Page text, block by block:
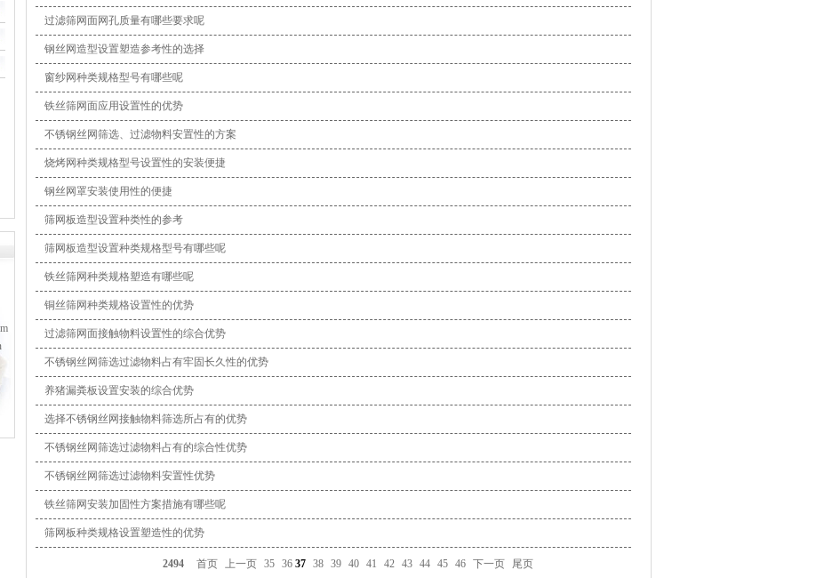
过滤筛网面网孔质量有哪些要求呢
钢丝网造型设置塑造参考性的选择
窗纱网种类规格型号有哪些呢
铁丝筛网面应用设置性的优势
不锈钢丝网筛选、过滤物料安置性的方案
烧烤网种类规格型号设置性的安装便捷
钢丝网罩安装使用性的便捷
筛网板造型设置种类性的参考
筛网板造型设置种类规格型号有哪些呢
铁丝筛网种类规格塑造有哪些呢
铜丝筛网种类规格设置性的优势
过滤筛网面接触物料设置性的综合优势
不锈钢丝网筛选过滤物料占有牢固长久性的优势
养猪漏粪板设置安装的综合优势
选择不锈钢丝网接触物料筛选所占有的优势
不锈钢丝网筛选过滤物料占有的综合性优势
不锈钢丝网筛选过滤物料安置性优势
铁丝筛网安装加固性方案措施有哪些呢
筛网板种类规格设置塑造性的优势
2494 首页 上一页 35 36 37 38 39 40 41 42 43 44 45 46 下一页 尾页